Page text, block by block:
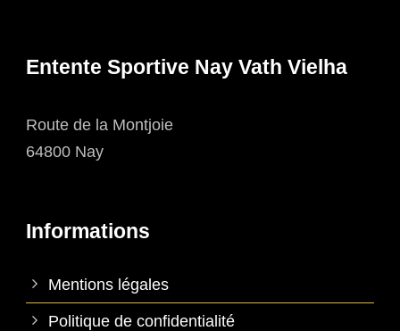
Entente Sportive Nay Vath Vielha
Route de la Montjoie
64800 Nay
Informations
Mentions légales
Politique de confidentialité